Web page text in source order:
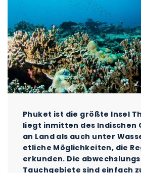
Phuket ist die größte Insel
liegt inmitten des Indischen
an Land als auch unter
etliche Möglichkeiten, die
erkunden. Die
Tauchgebiete sind einfach